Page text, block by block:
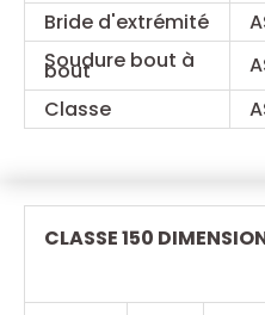
Bride d'extrémité
Soudure bout à
bout
Classe
CLASSE 150